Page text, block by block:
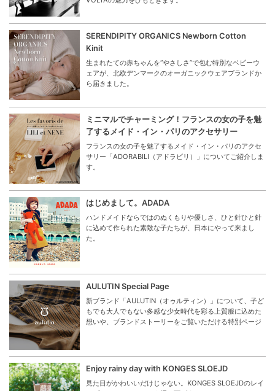
SERENDIPITY ORGANICS Newborn Cotton
Kinit
生まれたての赤ちゃんを“やさしさ”で包む特別なベビーウ
ェアが、北欧デンマークのオーガニックウェアブランドか
ら届きました。
ミニマルでチャーミング！フランスの女の子を魅
了するメイド・イン・パリのアクセサリー
フランスの女の子を魅了するメイド・イン・パリのアクセ
サリー「ADORABILI（アドラビリ）」についてご紹介しま
す。
はじめまして。ADADA
ハンドメイドならではのぬくもりや優しさ、ひと針ひと針
に込めて作られた素敵な子たちが、日本にやって来まし
た。
AULUTIN Special Page
新ブランド「AULUTIN（オゥルティン）」について、子ど
もでも大人でもない多感な少女時代を彩る上質服に込めた
想いや、ブランドストーリーをご覧いただける特別ページ
Enjoy rainy day with KONGES SLOEJD
見た目がかわいいだけじゃない。KONGES SLOEJDのレイ